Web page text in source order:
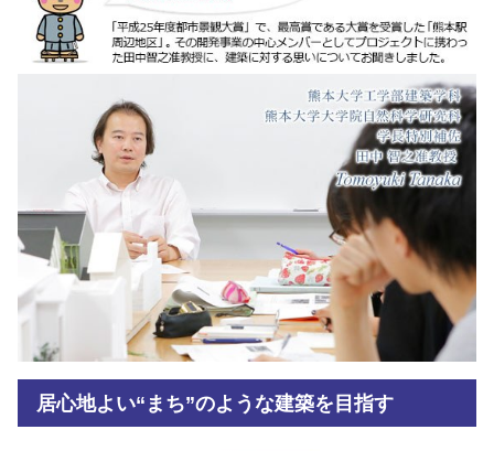
居心地よい“まち”のような建築を目指す